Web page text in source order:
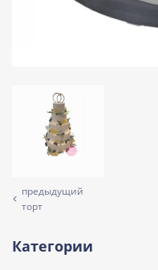
предыдущий
торт
Категории